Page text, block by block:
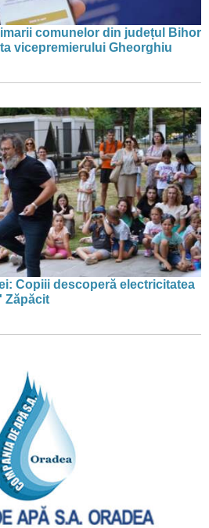
comunelor din județul Bihor
vicepremierului Gheorghiu
Copiii descoperă electricitatea
Zăpăcit